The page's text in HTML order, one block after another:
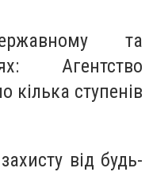
та
Агентство
кілька ступенів
від будь-